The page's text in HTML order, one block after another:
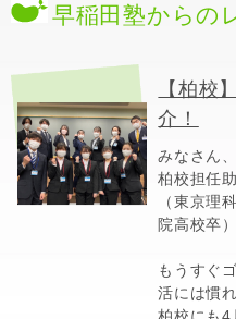
早稲田塾からの
【柏校
介！
みなさん
柏校担任
（東京理
院高校卒）
もうすぐ
活には慣
柏校にも4